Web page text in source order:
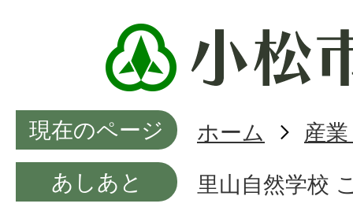
現在のページ ホーム
産
あしあと
里山自然学校